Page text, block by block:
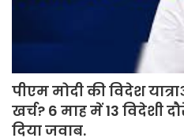
पीएम मोदी की विदेश
खर्च? 6 माह में 13 विदेशी
दिया जवाब.